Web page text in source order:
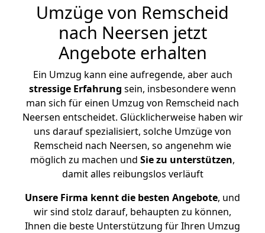
Umzüge von Remscheid
nach Neersen jetzt
Angebote erhalten
Ein Umzug kann eine aufregende, aber auch
stressige Erfahrung sein, insbesondere wenn
man sich für einen Umzug von Remscheid nach
Neersen entscheidet. Glücklicherweise haben wir
uns darauf spezialisiert, solche Umzüge von
Remscheid nach Neersen, so angenehm wie
möglich zu machen und Sie zu unterstützen,
damit alles reibungslos verläuft
Unsere Firma kennt die besten Angebote, und
wir sind stolz darauf, behaupten zu können,
Ihnen die beste Unterstützung für Ihren Umzug